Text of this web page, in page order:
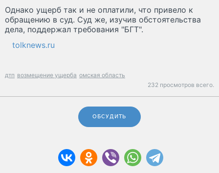
Однако ущерб так и не оплатили, что привело к
обращению в суд. Суд же, изучив обстоятельства
дела, поддержал требования "БГТ".
tolknews.ru
дтп возмещение ущерба омская область
232 просмотров всего.
ОБСУДИТЬ